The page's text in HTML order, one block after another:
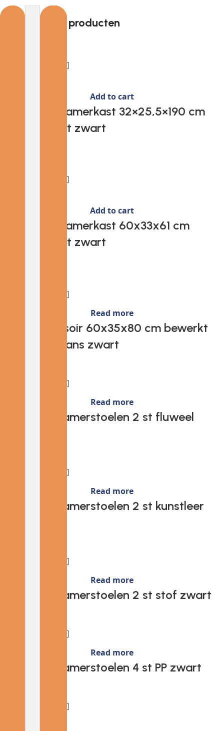
Gerelateerde producten
Add to cart
Provira Badkamerkast 32×25,5×190 cm
bewerkt hout zwart
Add to cart
Provira Badkamerkast 60x33x61 cm
bewerkt hout zwart
Read more
Provira Dressoir 60x35x80 cm bewerkt
hout hoogglans zwart
Read more
Provira Eetkamerstoelen 2 st fluweel
Read more
Provira Eetkamerstoelen 2 st kunstleer
Read more
Provira Eetkamerstoelen 2 st stof zwart
Read more
Provira Eetkamerstoelen 4 st PP zwart